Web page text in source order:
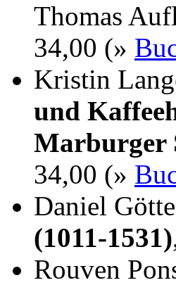
Thomas
34,00 (»
Kristin
und
Marburger
34,00 (»
Daniel
(1011-1531)
Rouven